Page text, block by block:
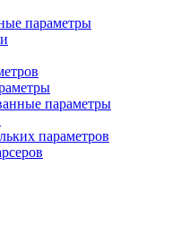
параметры
параметры
параметров